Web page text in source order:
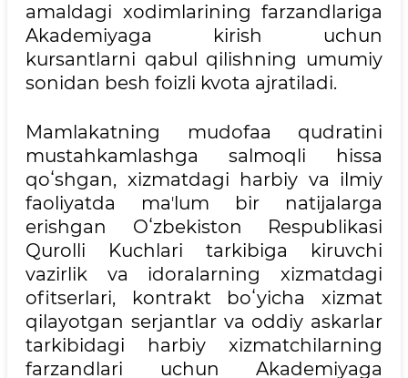
amaldagi xodimlarining farzandlariga
Akademiyaga kirish uchun
kursantlarni qabul qilishning umumiy
sonidan besh foizli kvota ajratiladi.
Mamlakatning mudofaa qudratini
mustahkamlashga salmoqli hissa
qoʻshgan, xizmatdagi harbiy va ilmiy
faoliyatda maʼlum bir natijalarga
erishgan Oʻzbekiston Respublikasi
Qurolli Kuchlari tarkibiga kiruvchi
vazirlik va idoralarning xizmatdagi
ofitserlari, kontrakt boʻyicha xizmat
qilayotgan serjantlar va oddiy askarlar
tarkibidagi harbiy xizmatchilarning
farzandlari uchun Akademiyaga